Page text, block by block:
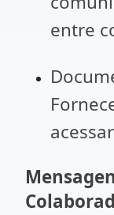
entre